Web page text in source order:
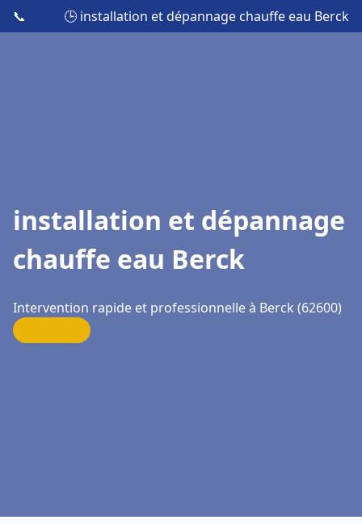
📞 🕒 installation et dépannage chauffe eau Berck
installation et dépannage
chauffe eau Berck
Intervention rapide et professionnelle à Berck (62600)